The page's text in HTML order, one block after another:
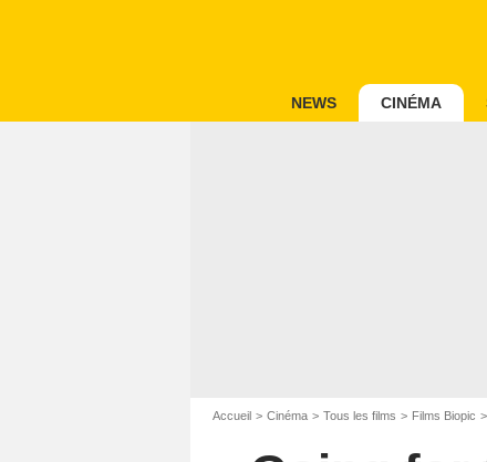
NEWS CINÉMA
Accueil Cinéma Tous les films Films Biopic